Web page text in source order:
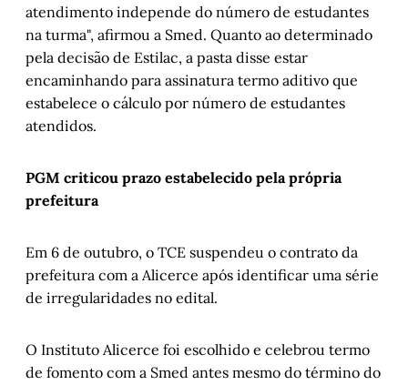
atendimento independe do número de estudantes
na turma", afirmou a Smed. Quanto ao determinado
pela decisão de Estilac, a pasta disse estar
encaminhando para assinatura termo aditivo que
estabelece o cálculo por número de estudantes
atendidos.
PGM criticou prazo estabelecido pela própria
prefeitura
Em 6 de outubro, o TCE suspendeu o contrato da
prefeitura com a Alicerce após identificar uma série
de irregularidades no edital.
O Instituto Alicerce foi escolhido e celebrou termo
de fomento com a Smed antes mesmo do término do